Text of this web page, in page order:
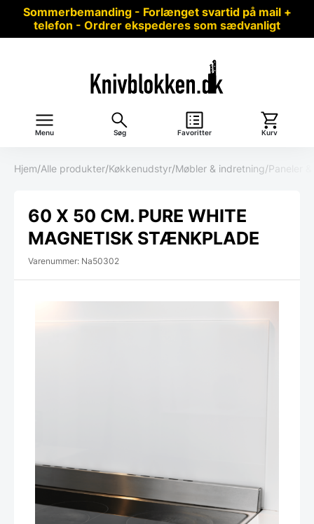
Sommerbemanding - Forlænget svartid på mail +
telefon - Ordrer ekspederes som sædvanligt
Menu Søg Favoritter Kurv
Hjem/Alle produkter/Køkkenudstyr/Møbler & indretning/Paneler
60 X 50 CM. PURE WHITE
MAGNETISK STÆNKPLADE
Varenummer: Na50302